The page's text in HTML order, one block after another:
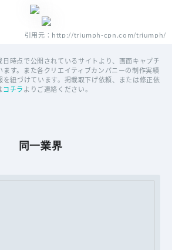
引用元：http://triumph-cpn.com/triumph/
時点で公開されているサイトより、画面キャプチ
ます。また各クリエイティブカンパニーの制作実績
紐づけています。掲載取下げ依頼、または修正依
コチラよりご連絡ください。
同一業界